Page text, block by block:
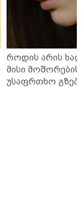
როდის არის
მისი მოშორების
უსაფრთხო გზები